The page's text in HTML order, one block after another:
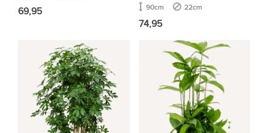
69,95 90cm 22cm
74,95